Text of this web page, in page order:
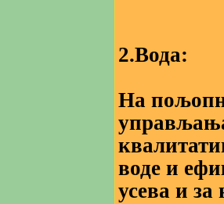
2.Вода:
На
воде и
усева и за